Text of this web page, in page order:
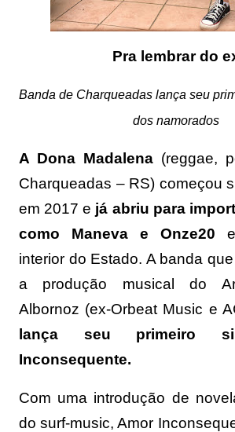
Pra lembrar do
Banda de Charqueadas lança seu
dos namorados
A Dona Madalena (reggae,
Charqueadas – RS) começou
em 2017 e já abriu para
como Maneva e Onze20
interior do Estado. A banda
a produção musical do
Albornoz (ex-Orbeat Music e
lança seu primeiro
Inconsequente.
Com uma introdução de
do surf-music, Amor